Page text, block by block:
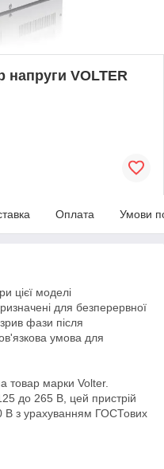
напруги VOLTER
Оплата Умови
цієї моделі
для безперервної
фази після
умова для
товар марки Volter.
125 до 265 В, цей пристрій
В з урахуванням ГОСТових